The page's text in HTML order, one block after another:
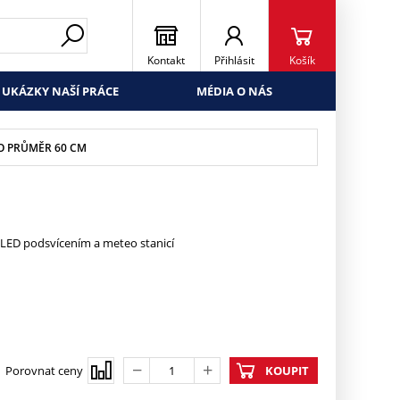
Kontakt Přihlásit Košík
UKÁZKY NAŠÍ PRÁCE MÉDIA O NÁS
PRŮMĚR 60 CM
podsvícením a meteo stanicí
Porovnat ceny KOUPIT